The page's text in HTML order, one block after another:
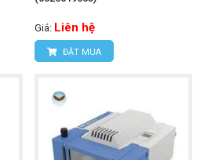
- HÀ NỘI
Giá: Liên hệ
ĐẶT MUA